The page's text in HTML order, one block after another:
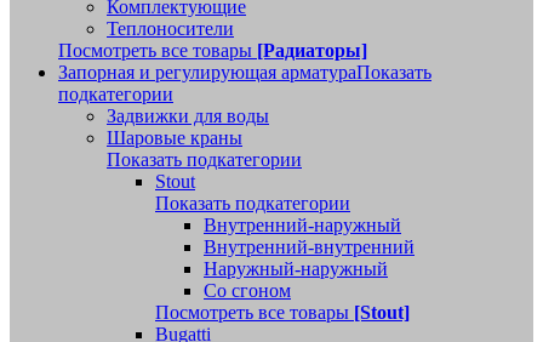
Комплектующие
Теплоносители
Посмотреть все товары [Радиаторы]
Запорная и регулирующая арматураПоказать
подкатегории
Задвижки для воды
Шаровые краны
Показать подкатегории
Stout
Показать подкатегории
Внутренний-наружный
Внутренний-внутренний
Наружный-наружный
Со сгоном
Посмотреть все товары [Stout]
Bugatti